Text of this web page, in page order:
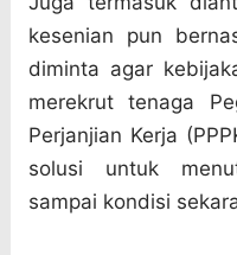
kesenian pun
diminta agar
merekrut tenaga
Perjanjian Kerja
solusi untuk
sampai kondisi